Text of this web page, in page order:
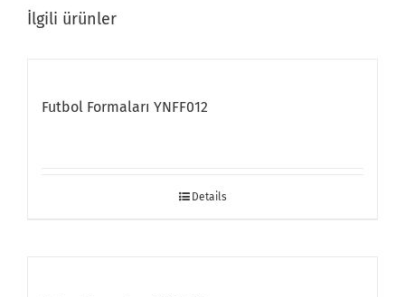
İlgili ürünler
Futbol Formaları YNFF012
Details